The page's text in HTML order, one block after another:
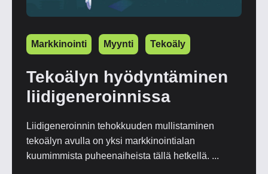
Markkinointi Myynti Tekoäly
Tekoälyn hyödyntäminen
liidigeneroinnissa
Liidigeneroinnin tehokkuuden mullistaminen
tekoälyn avulla on yksi markkinointialan
kuumimmista puheenaiheista tällä hetkellä. ...